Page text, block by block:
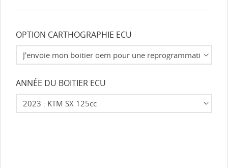
OPTION CARTHOGRAPHIE ECU
ANNÉE DU BOITIER ECU